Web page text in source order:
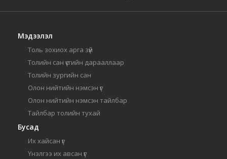
Мэдээлэл
Толь зохиох арга зүй
Толийн сан үсгийн дарааллаар
Толийн зургийн сан
Олон нийтийн нэмсэн үг
Олон нийтийн нэмсэн тайлбар
Тайлбар толийн тухай
Бусад
Их хайсан үг
Үнэлгээ их авсан үг